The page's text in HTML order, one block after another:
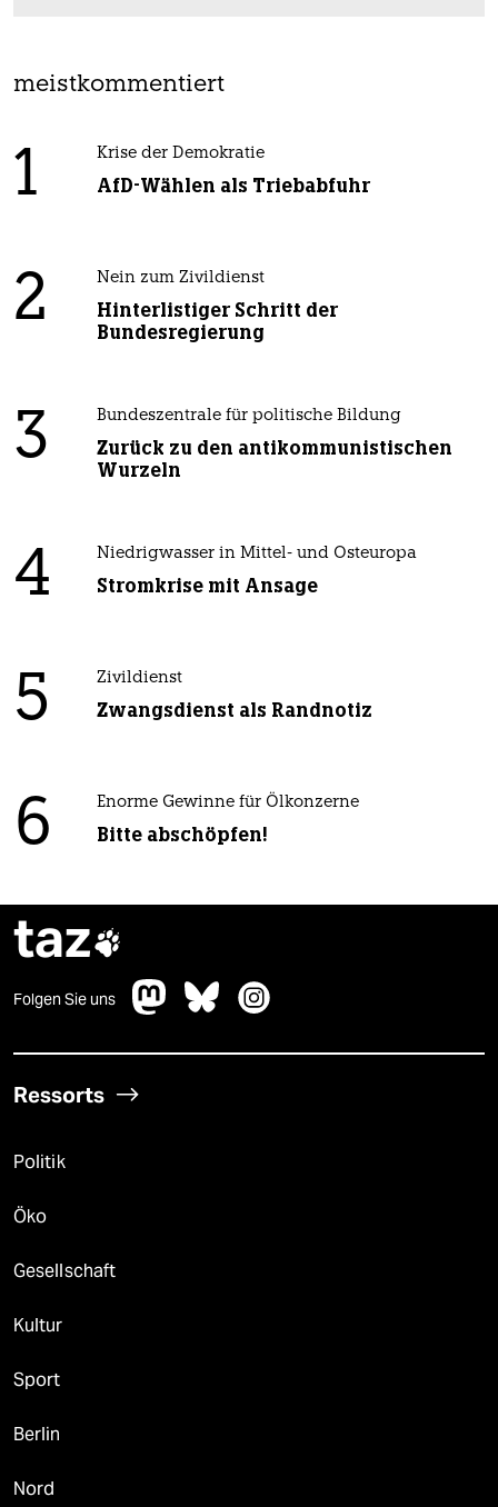
meistkommentiert
1 Krise der Demokratie
AfD-Wählen als Triebabfuhr
2 Nein zum Zivildienst
Hinterlistiger Schritt der
Bundesregierung
3 Bundeszentrale für politische Bildung
Zurück zu den antikommunistischen
Wurzeln
4 Niedrigwasser in Mittel- und Osteuropa
Stromkrise mit Ansage
5 Zivildienst
Zwangsdienst als Randnotiz
6 Enorme Gewinne für Ölkonzerne
Bitte abschöpfen!
taz
Folgen Sie uns
Ressorts
Politik
Öko
Gesellschaft
Kultur
Sport
Berlin
Nord